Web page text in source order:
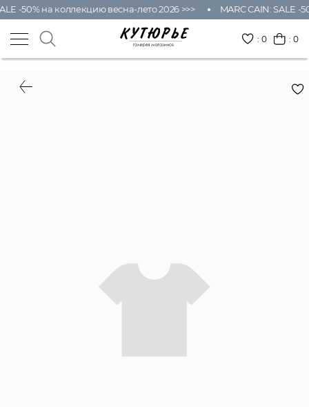
-50% на коллекцию весна-лето 2026 >>> MARC CAIN: SALE -
:0 : 0